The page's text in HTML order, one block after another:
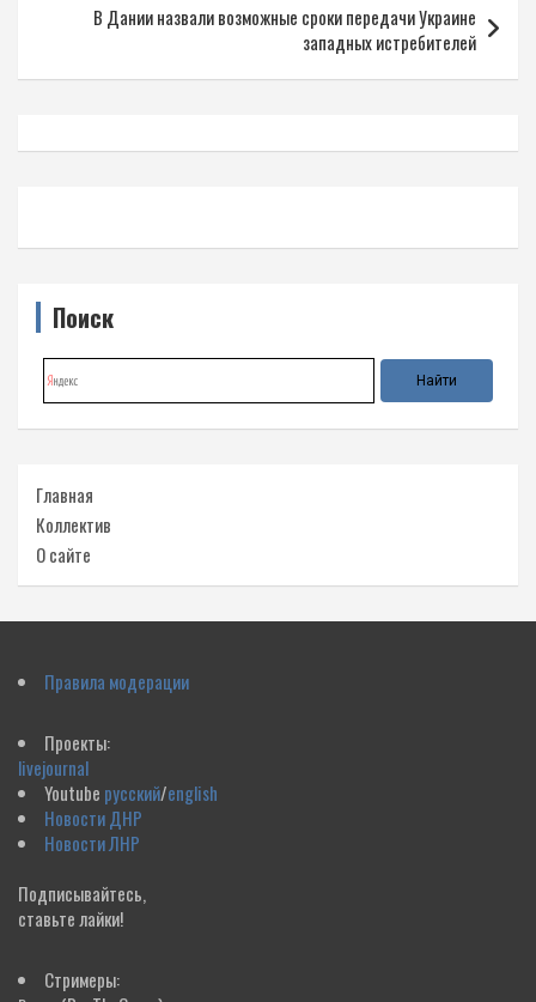
В Дании назвали возможные сроки передачи Украине
западных истребителей
Поиск
Главная
Коллектив
О сайте
Правила модерации
Проекты:
livejournal
Youtube русский/english
Новости ДНР
Новости ЛНР
Подписывайтесь,
ставьте лайки!
Стримеры: